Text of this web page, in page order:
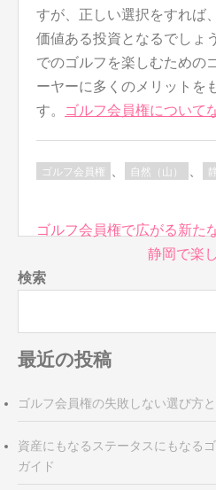
すが、正しい選択をすれば
価値ある投資となるでしょ
でのゴルフを楽しむための
ーヤーに多くのメリットを
す。
ゴルフ会員権について
ゴルフ会員権 自然（山）
投
ナ
ビ
ー
シ
ン
ゴルフ会員権で広がる新た
静岡で楽
検索
最近の投稿
ゴルフ会員権の失敗しない選び方
資産にもなるステータスにもなる
ガイド